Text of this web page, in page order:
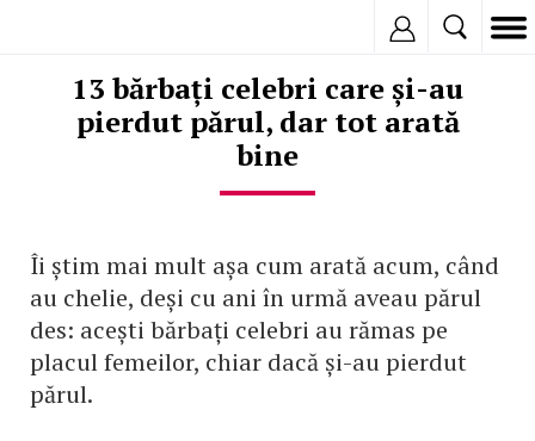
13 bărbați celebri care și-au
pierdut părul, dar tot arată
bine
Îi știm mai mult așa cum arată acum, când
au chelie, deși cu ani în urmă aveau părul
des: acești bărbați celebri au rămas pe
placul femeilor, chiar dacă și-au pierdut
părul.